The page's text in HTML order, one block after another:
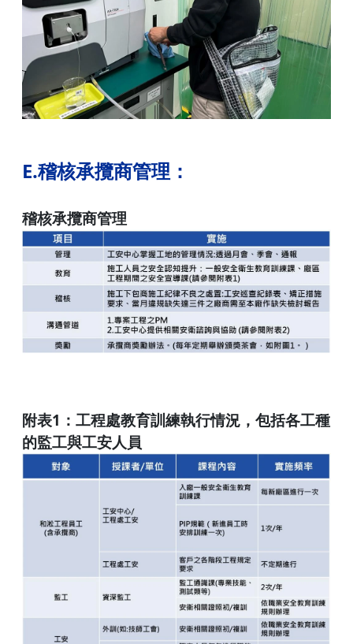
E.稽核承攬商管理：
稽核承攬商管理
附表1：工程處教育訓練執行情況，包括各工種
的監工與工安人員